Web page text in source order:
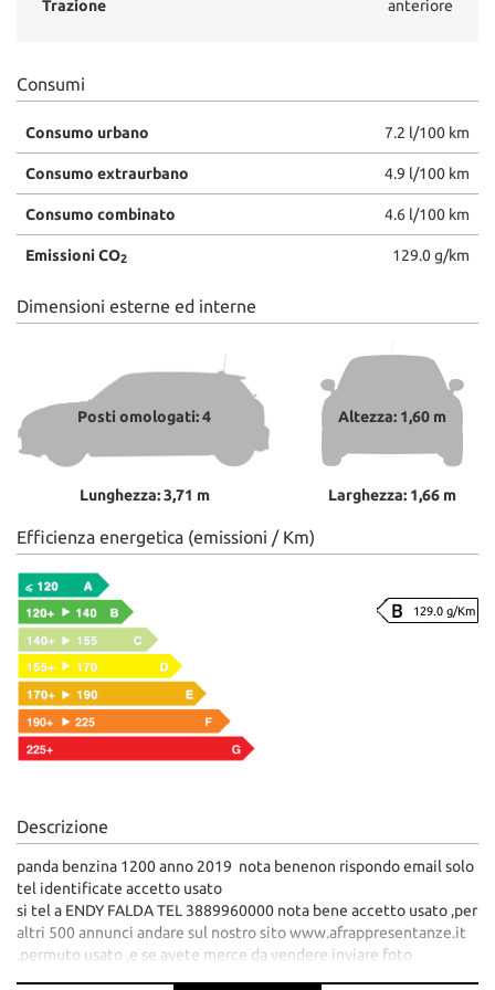
Trazione anteriore
Consumi
Consumo urbano 7.2 l/100 km
Consumo extraurbano 4.9 l/100 km
Consumo combinato 4.6 l/100 km
Emissioni CO2 129.0 g/km
Dimensioni esterne ed interne
Posti omologati: 4
Lunghezza: 3,71 m
Altezza: 1,60 m
Larghezza: 1,66 m
Efficienza energetica (emissioni / Km)
129.0 g/Km
Descrizione
panda benzina 1200 anno 2019 nota benenon rispondo email solo
tel identificate accetto usato
si tel a ENDY FALDA TEL 3889960000 nota bene accetto usato ,per
altri 500 annunci andare sul nostro sito www.afrappresentanze.it
,permuto usato ,e se avete merce da vendere inviare foto